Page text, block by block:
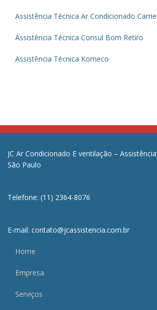
Assistência Técnica Ar Condicionado
Assistência Técnica Consul Bom Retiro
Assistência Técnica Komeco
JC Ar Condicionado E ventilação –
São Paulo
Telefone: (11) 2364-8076
E-mail: contato@jcassistencia.com.br
Home
Empresa
Serviços